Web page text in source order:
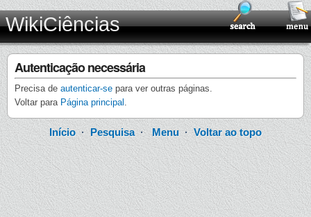
WikiCiências
Autenticação necessária
Precisa de autenticar-se para ver outras páginas.
Voltar para Página principal .
Início · Pesquisa·Menu ·Voltar ao topo